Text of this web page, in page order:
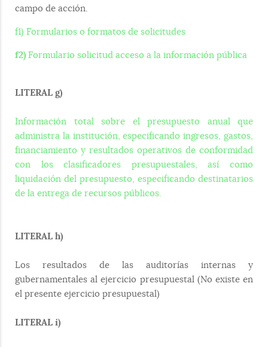
campo de acción.
f1) Formularios o formatos de solicitudes
f2) Formulario solicitud acceso a la información pública
LITERAL g)
Información total sobre el presupuesto anual que
administra la institución, especificando ingresos, gastos,
financiamiento y resultados operativos de conformidad
con los clasificadores presupuestales, así como
liquidación del presupuesto, especificando destinatarios
de la entrega de recursos públicos.
LITERAL h)
Los resultados de las auditorías internas y
gubernamentales al ejercicio presupuestal (No existe en
el presente ejercicio presupuestal)
LITERAL i)